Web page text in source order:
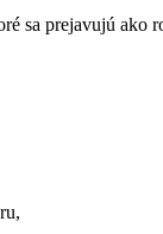
sa prejavujú ako